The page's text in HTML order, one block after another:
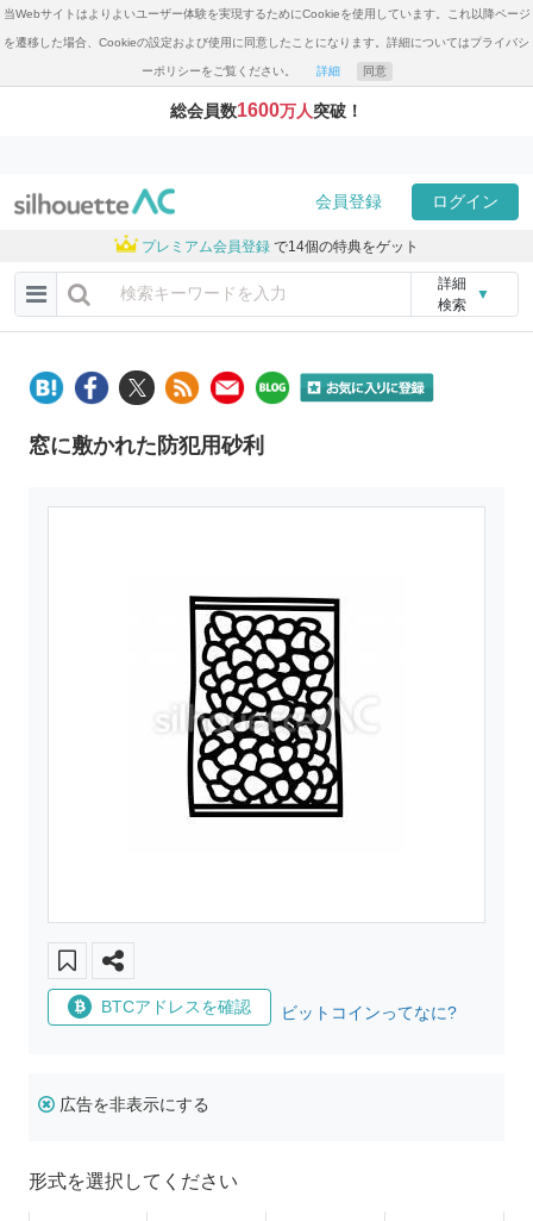
当Webサイトはよりよいユーザー体験を実現するためにCookieを使用しています。これ以降ページ
を遷移した場合、Cookieの設定および使用に同意したことになります。詳細についてはプライバシ
ーポリシーをご覧ください。 詳細 同意
総会員数1600万人突破！
会員登録 ログイン
プレミアム会員登録 で14個の特典をゲット
詳細
検索
▼
窓に敷かれた防犯用砂利
BTCアドレスを確認 ビットコインってなに?
広告を非表示にする
形式を選択してください